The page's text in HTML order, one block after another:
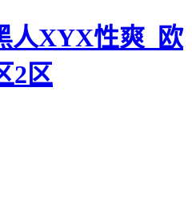
人XYX性爽_欧
2区